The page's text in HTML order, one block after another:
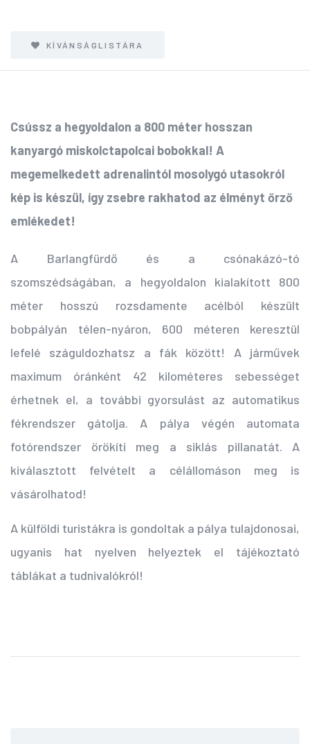
KÍVÁNSÁGLISTÁRA
Csússz a hegyoldalon a 800 méter hosszan
kanyargó miskolctapolcai bobokkal! A
megemelkedett adrenalintól mosolygó utasokról
kép is készül, így zsebre rakhatod az élményt őrző
emlékedet!
A Barlangfürdő és a csónakázó-tó
szomszédságában, a hegyoldalon kialakított 800
méter hosszú rozsdamente acélból készült
bobpályán télen-nyáron, 600 méteren keresztül
lefelé száguldozhatsz a fák között! A járművek
maximum óránként 42 kilométeres sebességet
érhetnek el, a további gyorsulást az automatikus
fékrendszer gátolja. A pálya végén automata
fotórendszer örökíti meg a siklás pillanatát. A
kiválasztott felvételt a célállomáson meg is
vásárolhatod!
A külföldi turistákra is gondoltak a pálya tulajdonosai,
ugyanis hat nyelven helyeztek el tájékoztató
táblákat a tudnivalókról!